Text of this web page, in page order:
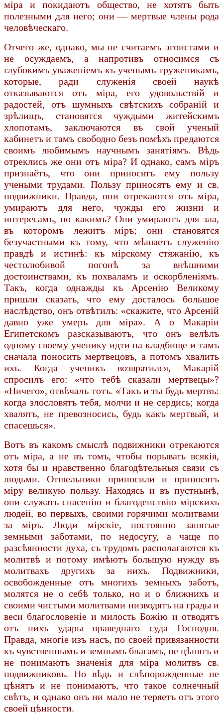
міра и покидаютъ общество, не хотятъ быть
полезными для него; они — мертвые члены рода
человѣческаго.
Отчего же, однако, мы не считаемъ эгоистами и
не осуждаемъ, а напротивъ относимся съ
глубокимъ уваженіемъ къ ученымъ труженикамъ,
которые, ради служенія своей наукѣ
отказываются отъ міра, его удовольствій и
радостей, отъ шумныхъ свѣтскихъ собраній и
зрѣлищъ, становятся чуждыми житейскимъ
хлопотамъ, заключаются въ свой ученый
кабинетъ и тамъ свободно безъ помѣхъ предаются
своимъ любимымъ научнымъ занятіямъ. Вѣдь
отреклись же они отъ міра? И однако, самъ міръ
признаётъ, что они приносятъ ему пользу
учеными трудами. Пользу приносятъ ему и св.
подвижники. Правда, они отрекаются отъ міра,
умираютъ для него, чужды его жизни и
интересамъ, но какимъ? Они умираютъ для зла,
въ которомъ лежитъ міръ; они становятся
безучастными къ тому, что мѣшаетъ служенію
правдѣ и истинѣ: къ мірскому стяжанію, къ
честолюбивой погонѣ за внѣшними
достоинствами, къ похваламъ и оскорбленіямъ.
Такъ, когда однажды къ Арсенію Великому
пришли сказать, что ему досталось большое
наслѣдство, онъ отвѣтилъ: «скажите, что Арсеній
давно уже умеръ для міра». А о Макаріи
Египетскомъ разсказываютъ, что онъ велѣлъ
одному своему ученику идти на кладбище и тамъ
сначала поносить мертвецовъ, а потомъ хвалить
ихъ. Когда ученикъ возвратился, Макарій
спросилъ его: «что тебѣ сказали мертвецы»?
«Ничего», отвѣчалъ тотъ. «Такъ и ты будь мертвъ:
когда злословятъ тебя, молчи и не сердись; когда
хвалятъ, не превозносись, будь какъ мертвый, и
спасешься».
Вотъ въ какомъ смыслѣ подвижники отрекаются
отъ міра, а не въ томъ, чтобы порывать всякія,
хотя бы и нравственно благодѣтельныя связи съ
людьми. Отшельники приносили и приносятъ
міру великую пользу. Находясь и въ пустнынѣ,
они служатъ спасенію и благоденствію мірскихъ
людей, во первыхъ, своими горячими молитвами
за міръ. Люди мірскіе, постоянно занятые
земными заботами, по недосугу, а чаще по
разсѣянности духа, съ трудомъ располагаются къ
молитвѣ и потому имѣютъ большую нужду въ
молитвахъ другихъ за нихъ. Подвижники,
освобожденные отъ многихъ земныхъ заботъ,
молятся не о себѣ только, но и о ближнихъ и
своими чистыми молитвами низводятъ на грады и
веси благословеніе и милость Божію и отводятъ
отъ нихъ удары праведнаго суда Господня.
Правда, многіе изъ насъ, по своей привязанности
къ чувственнымъ и земнымъ благамъ, не цѣнятъ и
не понимаютъ значенія для міра молитвъ св.
подвижниковъ. Но вѣдь и слѣпорожденные не
цѣнятъ и не понимаютъ, что такое солнечный
свѣтъ, и однако онъ ни мало не теряетъ отъ этого
своей цѣнности.